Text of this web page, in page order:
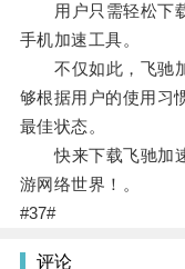
用户只需轻松下载
手机加速工具。
不仅如此，飞驰加
够根据用户的使用习
最佳状态。
快来下载飞驰加速
游网络世界！。
#37#
评论